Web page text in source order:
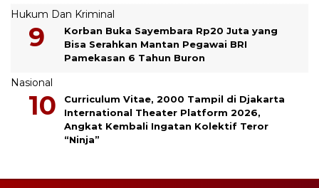
Hukum Dan Kriminal
Korban Buka Sayembara Rp20 Juta yang
Bisa Serahkan Mantan Pegawai BRI
Pamekasan 6 Tahun Buron
Nasional
Curriculum Vitae, 2000 Tampil di Djakarta
International Theater Platform 2026,
Angkat Kembali Ingatan Kolektif Teror
“Ninja”